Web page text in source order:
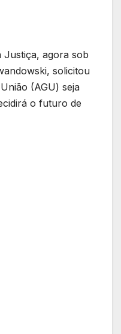
Justiça, agora sob
solicitou
(AGU) seja
o futuro de